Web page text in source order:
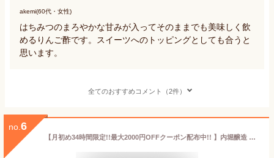
akemi(60代・女性)
はちみつのまろやかな甘みが入ってそのままでも美味しく飲
めるりんご酢です。スイーツへのトッピングとしても合うと
思います。
全てのおすすめコメント（2件）
no. 6
【月初め34時間限定!!最大2000円OFFクーポン配布中!! 】内堀醸造 美濃有機純りんご酢 360ml × 6本 ［有機JAS］